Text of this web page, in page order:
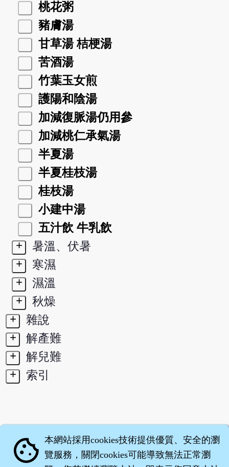
桃花粥
豬膚湯
甘草湯 桔梗湯
苦酒湯
竹葉玉女煎
護陽和陰湯
加減復脈湯仍用參
加減桃仁承氣湯
半夏湯
半夏桂枝湯
桂枝湯
小建中湯
五汁飲 牛乳飲
+
暑溫、伏暑
+
寒濕
+
濕溫
+
秋燥
+
雜說
+
解產難
+
解兒難
+
索引
cookie 本網站採用cookies技術提供優質、安全的瀏
覽服務，關閉cookies可能導致無法正常瀏